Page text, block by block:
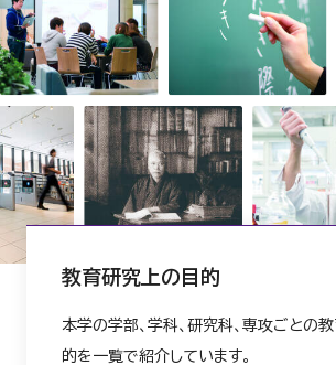
教育研究上の目的
本学の学部、学科、研究科、専攻ごとの
的を一覧で紹介しています。